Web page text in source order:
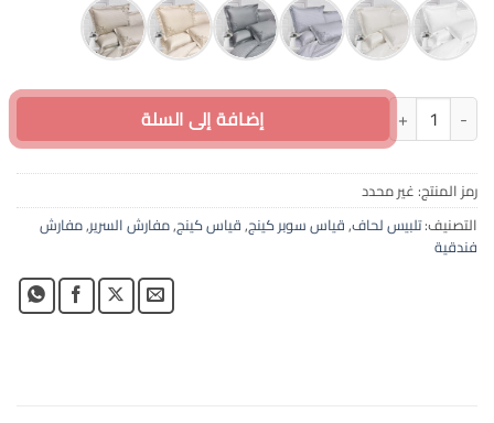
كمية 100% قطن تلبيس لحاف فندقي 6قطع سوبر كينج موندريان فوكس مخدات منقوشة إضافة إلى السلة
رمز المنتج: غير محدد
التصنيف:تلبيس لحاف,قياس سوبر كينج,قياس كينج,مفارش السرير,مفارش
فندقية